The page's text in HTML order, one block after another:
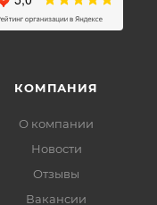
КОМПАНИЯ
О компании
Новости
Отзывы
Вакансии